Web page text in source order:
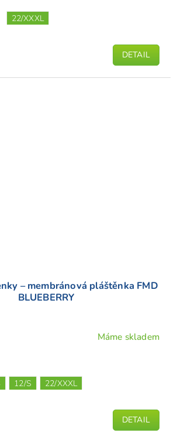
DETAIL
22/XXXL
– membránová pláštěnka FMD
BLUEBERRY
Máme skladem
DETAIL
12/S 22/XXXL